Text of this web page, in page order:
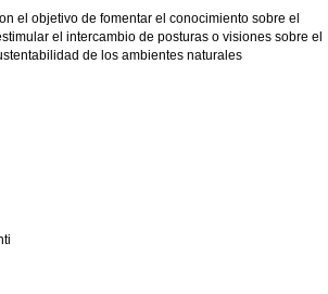
el objetivo de fomentar el conocimiento sobre el
el intercambio de posturas o visiones sobre el
de los ambientes naturales